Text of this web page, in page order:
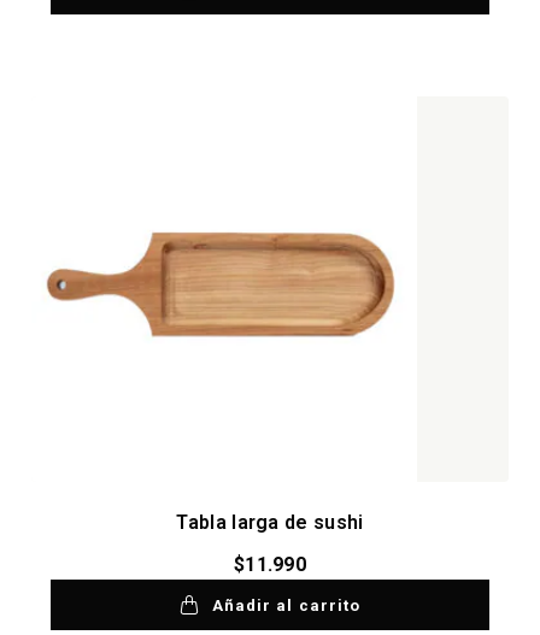
Tabla larga de sushi
$11.990
Añadir al carrito